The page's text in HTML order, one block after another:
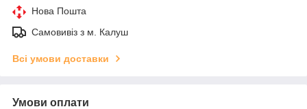
Нова Пошта
Самовивіз з м. Калуш
Всі умови доставки
Умови оплати